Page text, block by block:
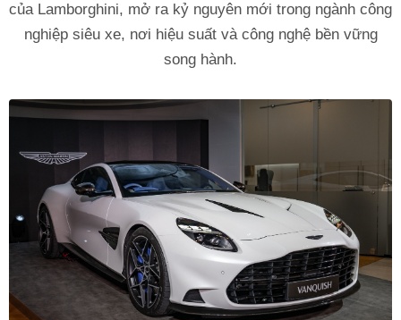
của Lamborghini, mở ra kỷ nguyên mới trong ngành công
nghiệp siêu xe, nơi hiệu suất và công nghệ bền vững
song hành.